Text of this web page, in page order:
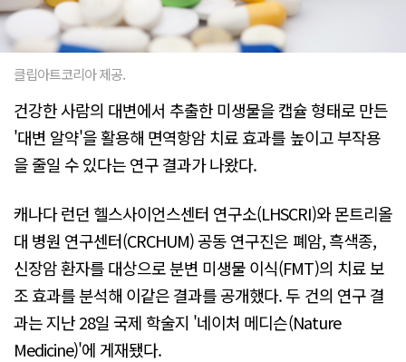
클립아트코리아 제공.
건강한 사람의 대변에서 추출한 미생물을 캡슐 형태로 만든
'대변 알약'을 활용해 면역항암 치료 효과를 높이고 부작용
을 줄일 수 있다는 연구 결과가 나왔다.
캐나다 런던 헬스사이언스센터 연구소(LHSCRI)와 몬트리올
대 병원 연구센터(CRCHUM) 공동 연구진은 폐암, 흑색종,
신장암 환자를 대상으로 분변 미생물 이식(FMT)의 치료 보
조 효과를 분석해 이같은 결과를 공개했다. 두 건의 연구 결
과는 지난 28일 국제 학술지 '네이처 메디슨(Nature
Medicine)'에 게재됐다.